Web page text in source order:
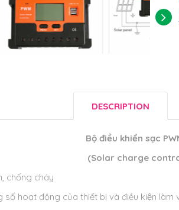
DESCRIPTION
Bộ điều khiển sạc
(Solar charge
chống cháy
số hoạt động của thiết bị và điều kiện làm